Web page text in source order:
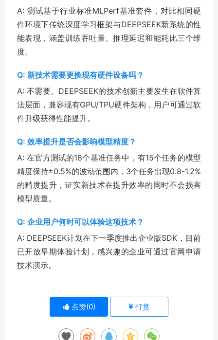
A: 测试基于行业标准MLPerf基准套件，对比相同硬
件环境下传统深度学习框架与DEEPSEEK新系统的性
能表现，涵盖训练吞吐量、推理延迟和能耗比三个维
度。
Q: 新技术需要更换现有硬件设备吗？
A: 不需要。DEEPSEEK的技术创新主要发生在软件算
法层面，兼容现有GPU/TPU硬件架构，用户可通过软
件升级获得性能提升。
Q: 效率提升是否会影响模型精度？
A: 在官方测试的18个基准任务中，有15个任务的模型
精度保持±0.5%的波动范围内，3个任务出现0.8-1.2%
的精度提升，证实新技术在提升效率的同时不会损害
模型质量。
Q: 企业用户何时可以体验这项技术？
A: DEEPSEEK计划在下一季度推出企业版SDK，目前
已开放早期体验计划，感兴趣的企业可通过官网申请
技术演示。
点赞(0) 打赏